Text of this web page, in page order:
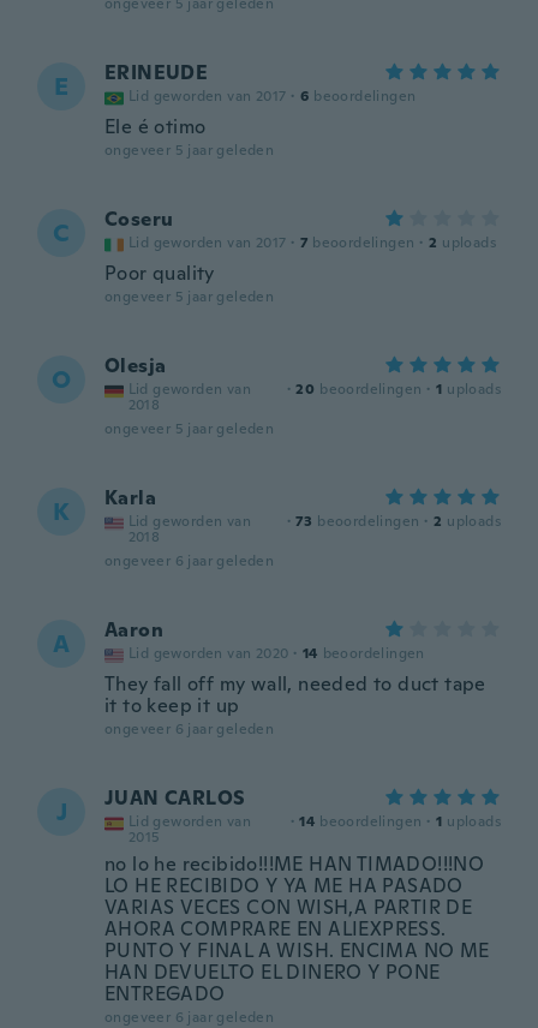
E ERINEUDE
Lid geworden van 2017 · 6 beoordelingen
Ele é otimo
ongeveer 5 jaar geleden
C Coseru
Lid geworden van 2017 · 7 beoordelingen · 2 uploads
Poor quality
ongeveer 5 jaar geleden
O Olesja
Lid geworden van
2018
· 20 beoordelingen · 1 uploads
ongeveer 5 jaar geleden
K Karla
Lid geworden van
2018
· 73 beoordelingen · 2 uploads
ongeveer 6 jaar geleden
A Aaron
Lid geworden van 2020 · 14 beoordelingen
They fall off my wall, needed to duct tape
it to keep it up
ongeveer 6 jaar geleden
J JUAN CARLOS
Lid geworden van
2015
· 14 beoordelingen · 1 uploads
no lo he recibido!!!ME HAN TIMADO!!!NO
LO HE RECIBIDO Y YA ME HA PASADO
VARIAS VECES CON WISH,A PARTIR DE
AHORA COMPRARE EN ALIEXPRESS.
PUNTO Y FINAL A WISH. ENCIMA NO ME
HAN DEVUELTO EL DINERO Y PONE
ENTREGADO
ongeveer 6 jaar geleden